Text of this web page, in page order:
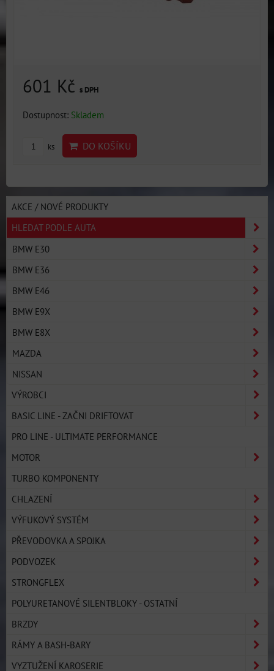
601 Kč s DPH
Dostupnost: Skladem
ks DO KOŠÍKU
AKCE / NOVÉ PRODUKTY
HLEDAT PODLE AUTA
BMW E30
BMW E36
BMW E46
BMW E9X
BMW E8X
MAZDA
NISSAN
VÝROBCI
BASIC LINE - ZAČNI DRIFTOVAT
PRO LINE - ULTIMATE PERFORMANCE
MOTOR
TURBO KOMPONENTY
CHLAZENÍ
VÝFUKOVÝ SYSTÉM
PŘEVODOVKA A SPOJKA
PODVOZEK
STRONGFLEX
POLYURETANOVÉ SILENTBLOKY - OSTATNÍ
BRZDY
RÁMY A BASH-BARY
VYZTUŽENÍ KAROSERIE